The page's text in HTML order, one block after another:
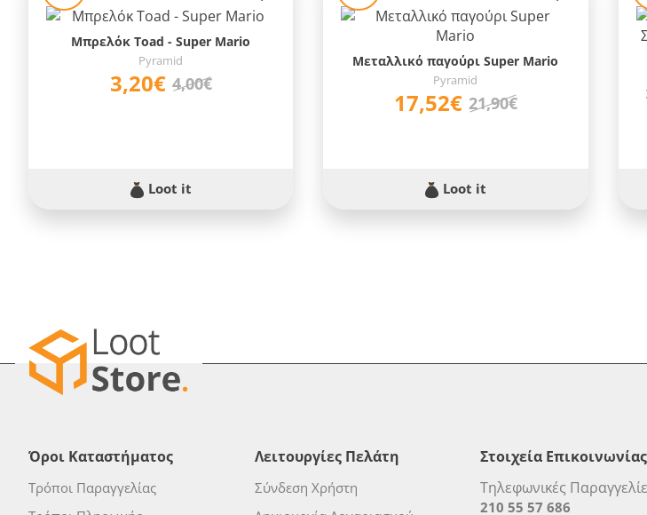
Μπρελόκ Toad - Super Mario
Pyramid
3,20€ 4,00€
Loot it
Μεταλλικό παγούρι Super Mario
Pyramid
17,52€ 21,90€
Loot it
Όροι Καταστήματος
Τρόποι Παραγγελίας
Λειτουργίες Πελάτη
Σύνδεση Χρήστη
Στοιχεία Επικοινωνίας
Τηλεφωνικές
210 55 57 686